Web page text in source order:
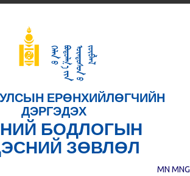
ЕРӨНХИЙЛӨГЧИЙН
ДЭРГЭДЭХ
БОДЛОГЫН
ЗӨВЛӨЛ
MN MNG